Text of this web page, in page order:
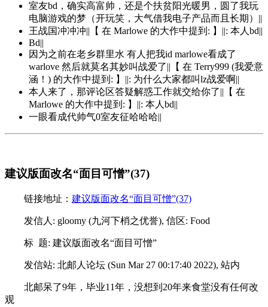
室友bd，确实高富帅，还是个扶贫阳光暖男，圆了我玩
电脑游戏的梦（开玩笑，大气借我电子产品而且长期）||
王战国冲冲冲||【 在 Marlowe 的大作中提到: 】||: 本人bd||
Bd||
因为之前在老乡群里水 有人把我id marlowe看成了
warlove 然后就莫名其妙叫战爱了||【 在 Terry999 (我爱意
涵！) 的大作中提到: 】||: 为什么大家都叫lz战爱啊||
本人来了，那评论区答疑解惑工作就交给你了||【 在
Marlowe 的大作中提到: 】||: 本人bd||
一眼看成代帅气0室友征哈哈哈||
建议版面改名“面目可憎”(37)
链接地址： 建议版面改名“面目可憎”(37)
发信人: gloomy (九河下梢之优誉), 信区: Food
标 题: 建议版面改名“面目可憎”
发信站: 北邮人论坛 (Sun Mar 27 00:17:40 2022), 站内
北邮呆了9年，毕业11年，没想到20年来食堂没有任何改
观